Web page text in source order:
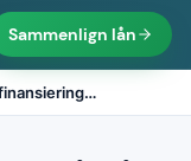
Sammenlign lån
…